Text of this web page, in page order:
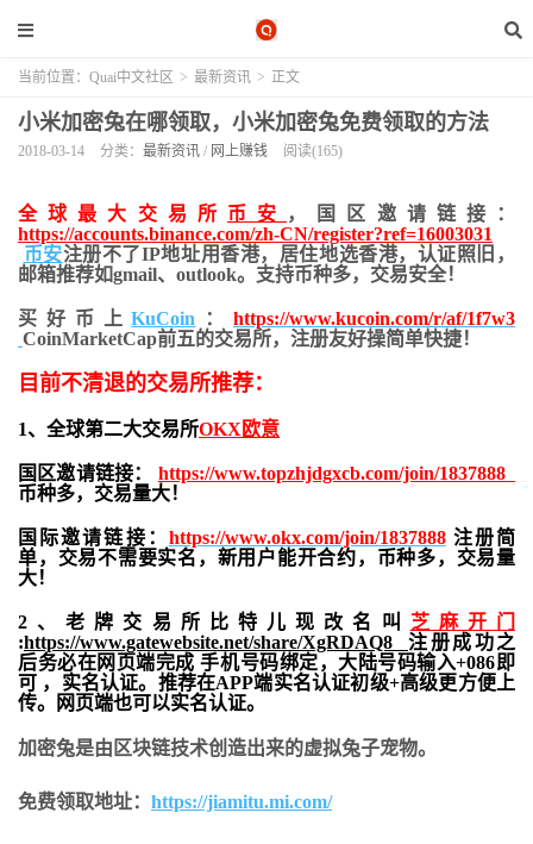
当前位置： Quai中文社区 > 最新资讯 > 正文
小米加密兔在哪领取，小米加密兔免费领取的方法
2018-03-14 分类： 最新资讯 / 网上赚钱 阅读(165)
全球最大交易所 币安
，国区邀请链接：
https://accounts.binance.com/zh-CN/register?ref=16003031
币安注册不了IP地址用香港，居住地选香港，认证照旧，
邮箱推荐如gmail、outlook。支持币种多，交易安全！
买好币上KuCoin ：https://www.kucoin.com/r/af/1f7w3
CoinMarketCap前五的交易所，注册友好操简单快捷！
目前不清退的交易所推荐：
1、全球第二大交易所OKX欧意
国区邀请链接： https://www.topzhjdgxcb.com/join/1837888
币种多，交易量大！
国际邀请链接： https://www.okx.com/join/1837888注册简
单，交易不需要实名，新用户能开合约， 币种多，交易量
大！
2、老牌交易所比特儿现改名叫 芝麻开门
:https://www.gatewebsite.net/share/XgRDAQ8 注册成功之
后务必在网页端完成 手机号码绑定，大陆号码输入+086即
可 ，实名认证。推荐在APP端实名认证初级+高级更方便上
传。网页端也可以实名认证。
加密兔是由区块链技术创造出来的虚拟兔子宠物。
免费领取地址： https://jiamitu.mi.com/